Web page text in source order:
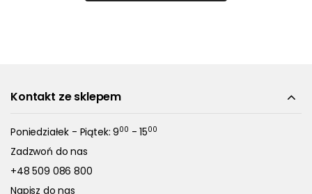
Kontakt ze sklepem
Poniedziałek - Piątek: 900 - 1500
Zadzwoń do nas
+48 509 086 800
Napisz do nas